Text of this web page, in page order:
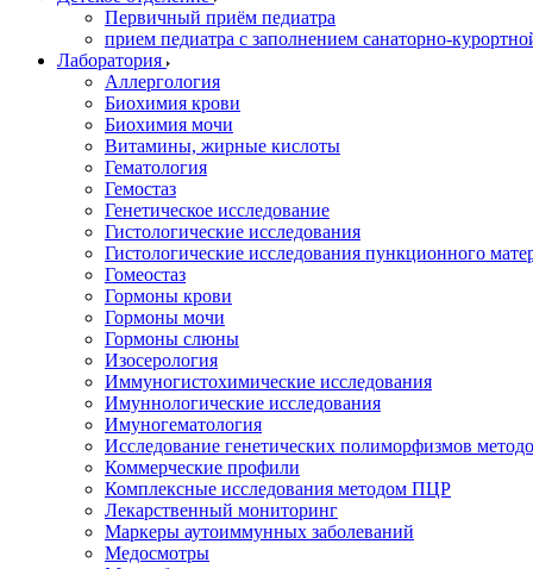
Первичный приём педиатра
прием педиатра с заполнением санаторно-
Лаборатория
Аллергология
Биохимия крови
Биохимия мочи
Витамины, жирные кислоты
Гематология
Гемостаз
Генетическое исследование
Гистологические исследования
Гистологические исследования пункционного
Гомеостаз
Гормоны крови
Гормоны мочи
Гормоны слюны
Изосерология
Иммуногистохимические исследования
Имуннологические исследования
Имуногематология
Исследование генетических полиморфизмов
Коммерческие профили
Комплексные исследования методом ПЦР
Лекарственный мониторинг
Маркеры аутоиммунных заболеваний
Медосмотры